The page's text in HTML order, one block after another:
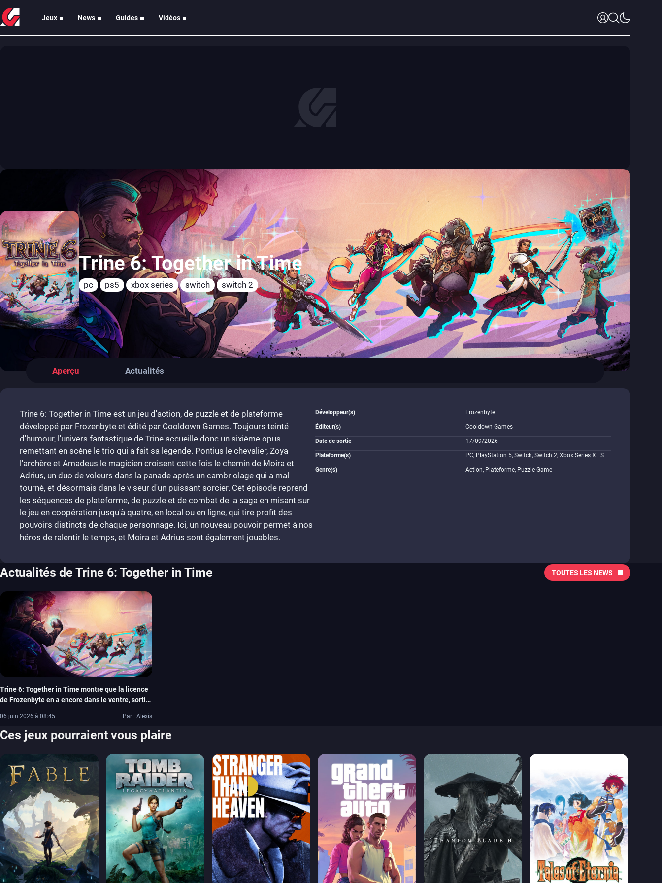
Jeux News Guides Vidéos
Trine 6: Together in Time
pc ps5 xbox series switch switch 2
Aperçu Actualités
Trine 6: Together in Time est un jeu d'action, de puzzle et de plateforme
développé par Frozenbyte et édité par Cooldown Games. Toujours teinté
d'humour, l'univers fantastique de Trine accueille donc un sixième opus
remettant en scène le trio qui a fait sa légende. Pontius le chevalier, Zoya
l'archère et Amadeus le magicien croisent cette fois le chemin de Moira et
Adrius, un duo de voleurs dans la panade après un cambriolage qui a mal
tourné, et désormais dans le viseur d'un puissant sorcier. Cet épisode reprend
les séquences de plateforme, de puzzle et de combat de la saga en misant sur
le jeu en coopération jusqu'à quatre, en local ou en ligne, qui tire profit des
pouvoirs distincts de chaque personnage. Ici, un nouveau pouvoir permet à nos
héros de ralentir le temps, et Moira et Adrius sont également jouables.
Développeur(s) Frozenbyte
Éditeur(s) Cooldown Games
Date de sortie 17/09/2026
Plateforme(s) PC, PlayStation 5, Switch, Switch 2, Xbox Series X | S
Genre(s) Action, Plateforme, Puzzle Game
Actualités de Trine 6: Together in Time
Trine 6: Together in Time montre que la licence
de Frozenbyte en a encore dans le ventre, sortie
06 juin 2026 à 08:45 Par : Alexis
TOUTES LES NEWS
Ces jeux pourraient vous plaire